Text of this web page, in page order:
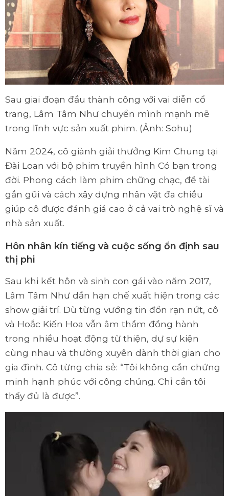
Sau giai đoạn đầu thành công với vai diễn cổ
trang, Lâm Tâm Như chuyển mình mạnh mẽ
trong lĩnh vực sản xuất phim. (Ảnh: Sohu)
Năm 2024, cô giành giải thưởng Kim Chung tại
Đài Loan với bộ phim truyền hình Có bạn trong
đời. Phong cách làm phim chững chạc, đề tài
gần gũi và cách xây dựng nhân vật đa chiều
giúp cô được đánh giá cao ở cả vai trò nghệ sĩ và
nhà sản xuất.
Hôn nhân kín tiếng và cuộc sống ổn định sau
thị phi
Sau khi kết hôn và sinh con gái vào năm 2017,
Lâm Tâm Như dần hạn chế xuất hiện trong các
show giải trí. Dù từng vướng tin đồn rạn nứt, cô
và Hoắc Kiến Hoa vẫn âm thầm đồng hành
trong nhiều hoạt động từ thiện, dự sự kiện
cùng nhau và thường xuyên dành thời gian cho
gia đình. Cô từng chia sẻ: “Tôi không cần chứng
minh hạnh phúc với công chúng. Chỉ cần tôi
thấy đủ là được”.